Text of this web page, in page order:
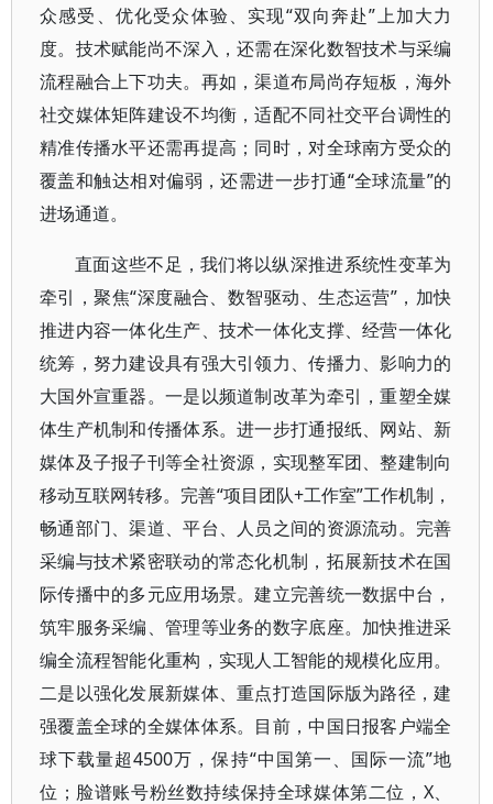
众感受、优化受众体验、实现“双向奔赴”上加大力
度。技术赋能尚不深入，还需在深化数智技术与采编
流程融合上下功夫。再如，渠道布局尚存短板，海外
社交媒体矩阵建设不均衡，适配不同社交平台调性的
精准传播水平还需再提高；同时，对全球南方受众的
覆盖和触达相对偏弱，还需进一步打通“全球流量”的
进场通道。
直面这些不足，我们将以纵深推进系统性变革为
牵引，聚焦“深度融合、数智驱动、生态运营”，加快
推进内容一体化生产、技术一体化支撑、经营一体化
统筹，努力建设具有强大引领力、传播力、影响力的
大国外宣重器。一是以频道制改革为牵引，重塑全媒
体生产机制和传播体系。进一步打通报纸、网站、新
媒体及子报子刊等全社资源，实现整军团、整建制向
移动互联网转移。完善“项目团队+工作室”工作机制，
畅通部门、渠道、平台、人员之间的资源流动。完善
采编与技术紧密联动的常态化机制，拓展新技术在国
际传播中的多元应用场景。建立完善统一数据中台，
筑牢服务采编、管理等业务的数字底座。加快推进采
编全流程智能化重构，实现人工智能的规模化应用。
二是以强化发展新媒体、重点打造国际版为路径，建
强覆盖全球的全媒体体系。目前，中国日报客户端全
球下载量超4500万，保持“中国第一、国际一流”地
位；脸谱账号粉丝数持续保持全球媒体第二位，X、